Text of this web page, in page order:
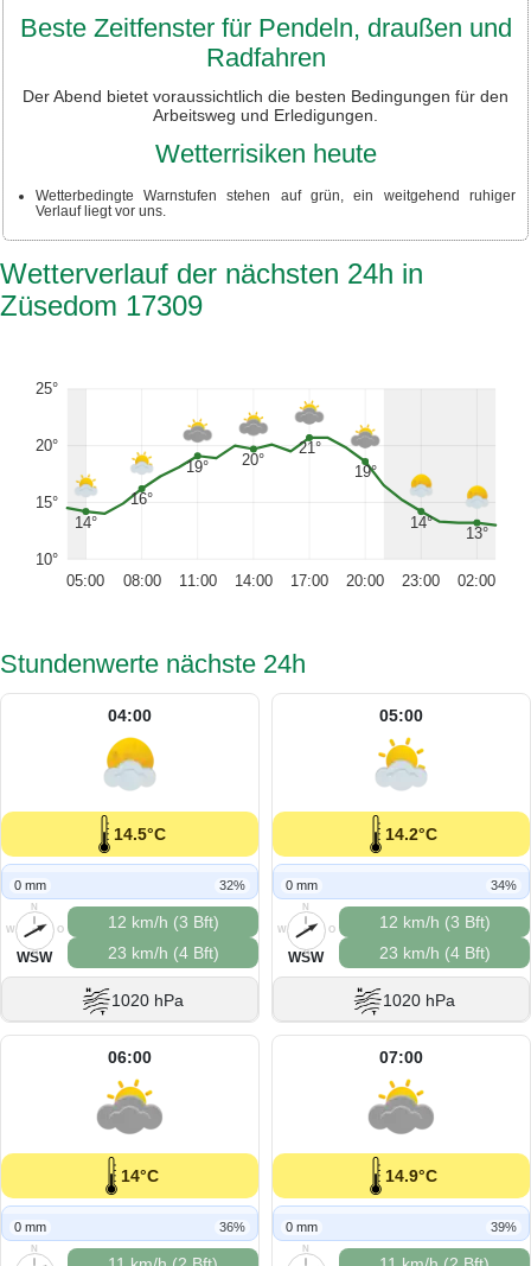
Beste Zeitfenster für Pendeln, draußen und
Radfahren
Der Abend bietet voraussichtlich die besten Bedingungen für den
Arbeitsweg und Erledigungen.
Wetterrisiken heute
Wetterbedingte Warnstufen stehen auf grün, ein weitgehend ruhiger
Verlauf liegt vor uns.
Wetterverlauf der nächsten 24h in
Züsedom 17309
10°
15°
20°
25°
14°
16°
19° 20°
21°
19°
14°
13°
05:00 08:00 11:00 14:00 17:00 20:00 23:00 02:00
Stundenwerte nächste 24h
04:00
14.5°C
0 mm 32%
N
O
S
W
WSW
12 km/h (3 Bft)
23 km/h (4 Bft)
1020 hPa
05:00
14.2°C
0 mm 34%
N
O
S
W
WSW
12 km/h (3 Bft)
23 km/h (4 Bft)
1020 hPa
06:00
14°C
0 mm 36%
N
07:00
14.9°C
0 mm 39%
N